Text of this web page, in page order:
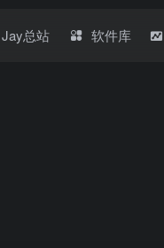
Jay总站 软件库